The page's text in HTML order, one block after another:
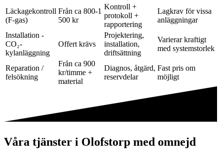
Läckagekontroll
(F-gas)
Från ca 800-1
500 kr
Kontroll +
protokoll +
rapportering
Lagkrav för vissa
anläggningar
Installation -
CO₂-
kylanläggning
Offert krävs
Projektering,
installation,
driftsättning
Varierar kraftigt
med systemstorlek
Reparation /
felsökning
Från ca 900
kr/timme +
material
Diagnos, åtgärd,
reservdelar
Fast pris om
möjligt
Våra tjänster i Olofstorp med omnejd